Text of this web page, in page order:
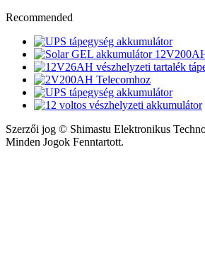
Recommended
Szerzői jog © Shimastu Elektronikus
Minden Jogok Fenntartott.